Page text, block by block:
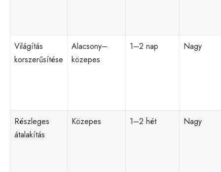
Világítás
korszerűsítése
Alacsony–
közepes
1–2 nap Nagy
Részleges
átalakítás
Közepes 1–2 hét Nagy